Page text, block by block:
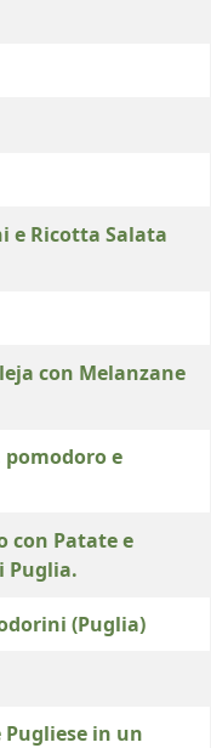
e Ricotta Salata
con Melanzane
e
con Patate e
Puglia.
(Puglia)
Pugliese in un